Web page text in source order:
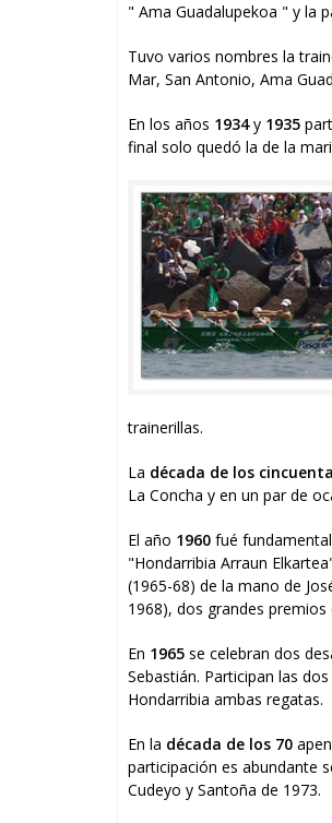
" Ama Guadalupekoa " y la
Tuvo varios nombres la
Mar, San Antonio, Ama
En los años 1934y 1935
final solo quedó la de la
trainerillas.
La década de los cincuenta
La Concha y en un par de
El año 1960 fué
"Hondarribia Arraun
(1965-68) de la mano de
1968), dos grandes
En 1965 se celebran dos
Sebastián. Participan las
Hondarribia ambas regatas.
En la década de los 70
participación es abundante
Cudeyo y Santoña de 1973.